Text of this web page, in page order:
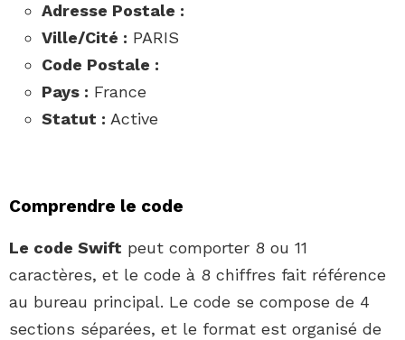
Adresse Postale :
Ville/Cité : PARIS
Code Postale :
Pays : France
Statut : Active
Comprendre le code
Le code Swift peut comporter 8 ou 11
caractères, et le code à 8 chiffres fait référence
au bureau principal. Le code se compose de 4
sections séparées, et le format est organisé de